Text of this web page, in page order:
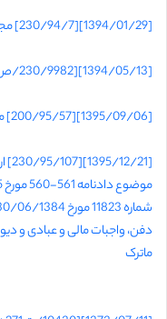
[1394/01/29][230/94/7] مجوز فعالیت بانک آینده
[1394/05/13][230/9982/ص] مجوز فعالیت موسسه اعتباری نور
[1395/09/06][200/95/57] مجوز فعالیت موسسه اعتباری کاسپین
دفن، واجبات مالی و عبادی و
ماترک